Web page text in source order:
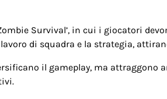
Survival’, in cui i giocatori
di squadra e la strategia,
il gameplay, ma attraggono